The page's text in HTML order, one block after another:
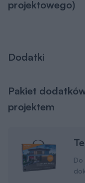
projektowego)
Dodatki
Pakiet
projektem
Do